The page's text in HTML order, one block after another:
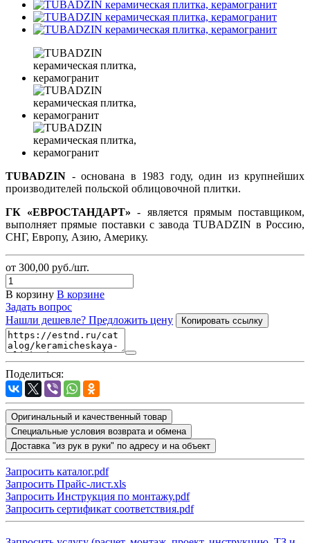
TUBADZIN - основана в 1983 году, один из крупнейших
производителей польской облицовочной плитки.
ГК «ЕВРОСТАНДАРТ» - является прямым поставщиком,
выполняет прямые поставки с завода TUBADZIN в Россию,
СНГ, Европу, Азию, Америку.
от 300,00 руб./шт.
В корзину В корзине
Задать вопрос
Нашли дешевле? Предложить цену
Копировать ссылку
Поделиться:
Оригинальный и качественный товар
Специальные условия возврата и обмена
Доставка "из рук в руки" по адресу и на объект
Запросить каталог.pdf
Запросить Прайс-лист.xls
Запросить Инструкция по монтажу.pdf
Запросить сертификат соответствия.pdf